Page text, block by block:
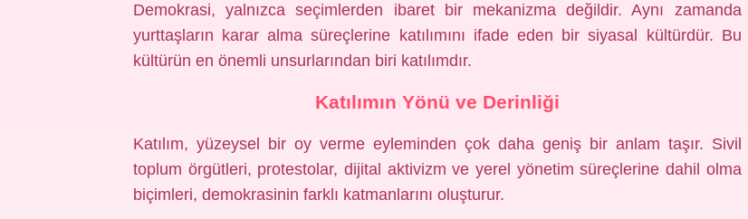
Demokrasi, yalnızca seçimlerden ibaret bir mekanizma değildir. Aynı zamanda
yurttaşların karar alma süreçlerine katılımını ifade eden bir siyasal kültürdür. Bu
kültürün en önemli unsurlarından biri katılımdır.
Katılımın Yönü ve Derinliği
Katılım, yüzeysel bir oy verme eyleminden çok daha geniş bir anlam taşır. Sivil
toplum örgütleri, protestolar, dijital aktivizm ve yerel yönetim süreçlerine dahil olma
biçimleri, demokrasinin farklı katmanlarını oluşturur.